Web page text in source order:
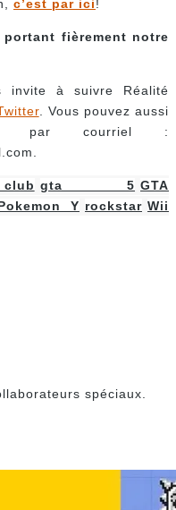
c’est par ici!
portant fièrement notre
invite à suivre Réalité
. Vous pouvez aussi
par courriel :
gta 5 GTA
Y rockstar Wii
spéciaux.